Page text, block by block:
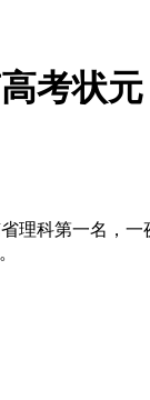
考状元
理科第一名，